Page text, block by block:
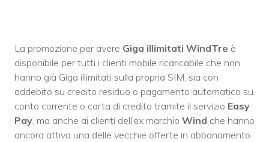
La promozione per avere Giga illimitati WindTre è
disponibile per tutti i clienti mobile ricaricabile che non
hanno già Giga illimitati sulla propria SIM, sia con
addebito su credito residuo o pagamento automatico su
conto corrente o carta di credito tramite il servizio Easy
Pay, ma anche ai clienti dell’ex marchio Wind che hanno
ancora attiva una delle vecchie offerte in abbonamento